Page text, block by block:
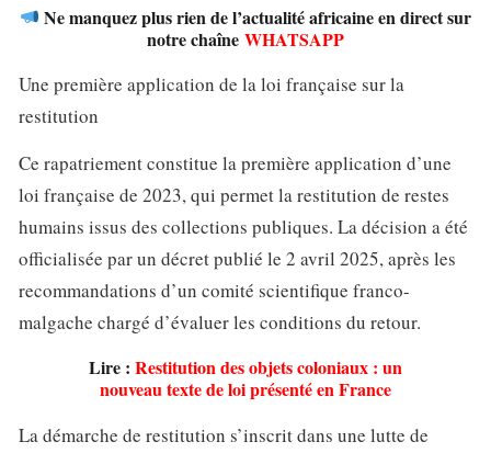
Ne manquez plus rien de l’actualité africaine en direct sur
notre chaîne WHATSAPP
Une première application de la loi française sur la
restitution
Ce rapatriement constitue la première application d’une
loi française de 2023, qui permet la restitution de restes
humains issus des collections publiques. La décision a été
officialisée par un décret publié le 2 avril 2025, après les
recommandations d’un comité scientifique franco-
malgache chargé d’évaluer les conditions du retour.
Lire : Restitution des objets coloniaux : un
nouveau texte de loi présenté en France
La démarche de restitution s’inscrit dans une lutte de